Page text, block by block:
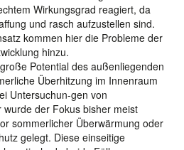
Wirkungsgrad reagiert, da
und rasch aufzustellen sind.
kommen hier die Probleme der
hinzu.
Potential des außenliegenden
Überhitzung im Innenraum
Untersuchun-gen von
der Fokus bisher meist
sommerlicher Überwärmung oder
gelegt. Diese einseitige